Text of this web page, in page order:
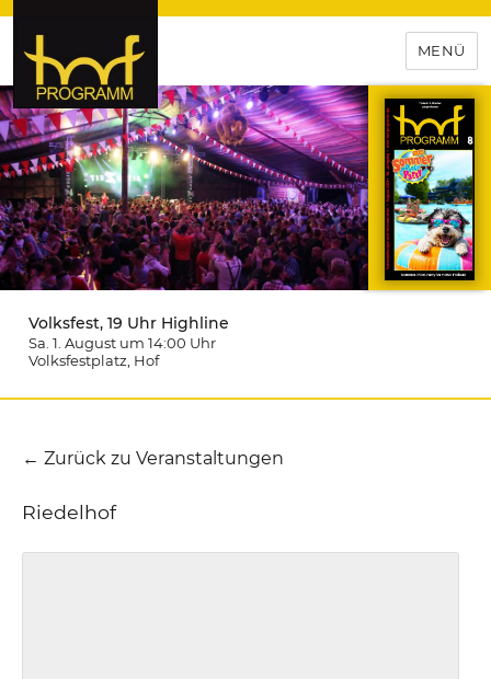
hof-programm – das
Veranstaltungsportal für
Hochfranken
MENÜ
Volksfest, 19 Uhr Highline
Sa. 1. August um 14:00 Uhr
Volksfestplatz , Hof
← Zurück zu Veranstaltungen
Riedelhof